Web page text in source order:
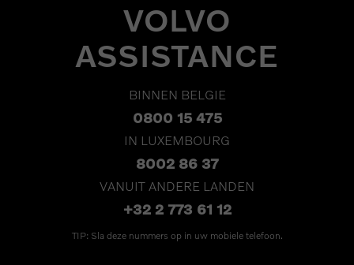
VOLVO
ASSISTANCE
BINNEN BELGIE
0800 15 475
IN LUXEMBOURG
8002 86 37
VANUIT ANDERE LANDEN
+32 2 773 61 12
TIP: Sla deze nummers op in uw mobiele telefoon.